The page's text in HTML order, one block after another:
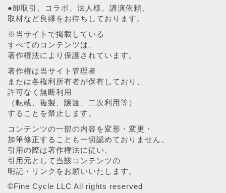
●卸取引、コラボ、法人様、講演依頼、
取材など良縁をお待ちしております。
※当サイトで掲載している
すべてのコンテンツは、
著作権法により保護されています。
著作権は当サイト管理者
または各権利所有者が保有しており、
許可なく無断利用
（転載、複製、譲渡、二次利用等）
することを禁止します。
コンテンツの一部の内容を変形・変更・
加筆修正することも一切認めておりません。
引用の際は著作権法に従い、
引用元として当該コンテンツの
明記・リンクをお願いいたします。
©︎Fine Cycle LLC All rights reserved